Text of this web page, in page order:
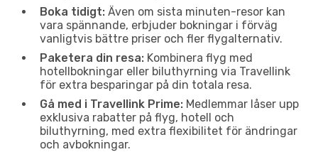
Boka tidigt: Även om sista minuten-resor kan
vara spännande, erbjuder bokningar i förväg
vanligtvis bättre priser och fler flygalternativ.
Paketera din resa: Kombinera flyg med
hotellbokningar eller biluthyrning via Travellink
för extra besparingar på din totala resa.
Gå med i Travellink Prime: Medlemmar låser upp
exklusiva rabatter på flyg, hotell och
biluthyrning, med extra flexibilitet för ändringar
och avbokningar.